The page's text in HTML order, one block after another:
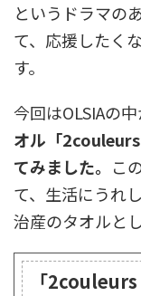
というドラマの
て、応援したく
す。
今回はOLSIAの
オル「
てみました。 こ
て、生活にうれ
治産のタオルと
「